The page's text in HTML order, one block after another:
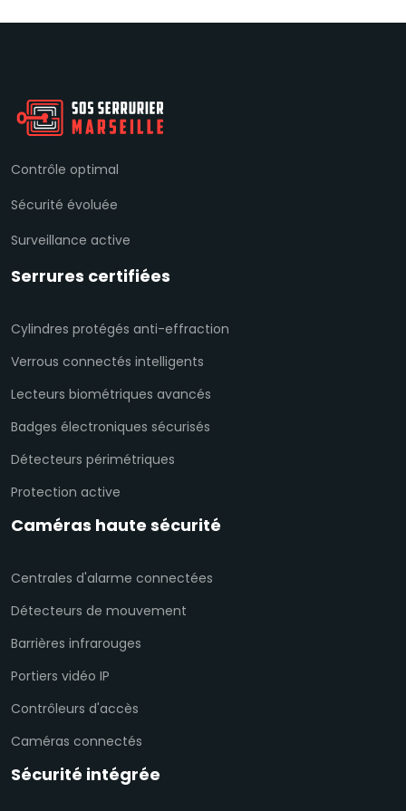
Contrôle optimal
Sécurité évoluée
Surveillance active
Serrures certifiées
Cylindres protégés anti-effraction
Verrous connectés intelligents
Lecteurs biométriques avancés
Badges électroniques sécurisés
Détecteurs périmétriques
Protection active
Caméras haute sécurité
Centrales d'alarme connectées
Détecteurs de mouvement
Barrières infrarouges
Portiers vidéo IP
Contrôleurs d'accès
Caméras connectés
Sécurité intégrée